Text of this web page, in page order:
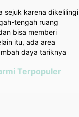
sejuk karena dikelilingi
tengah ruang
bisa memberi
itu, ada area
daya tariknya
Terpopuler